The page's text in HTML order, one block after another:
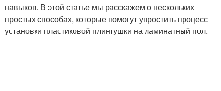
навыков. В этой статье мы расскажем о нескольких
простых способах, которые помогут упростить процесс
установки пластиковой плинтушки на ламинатный пол.